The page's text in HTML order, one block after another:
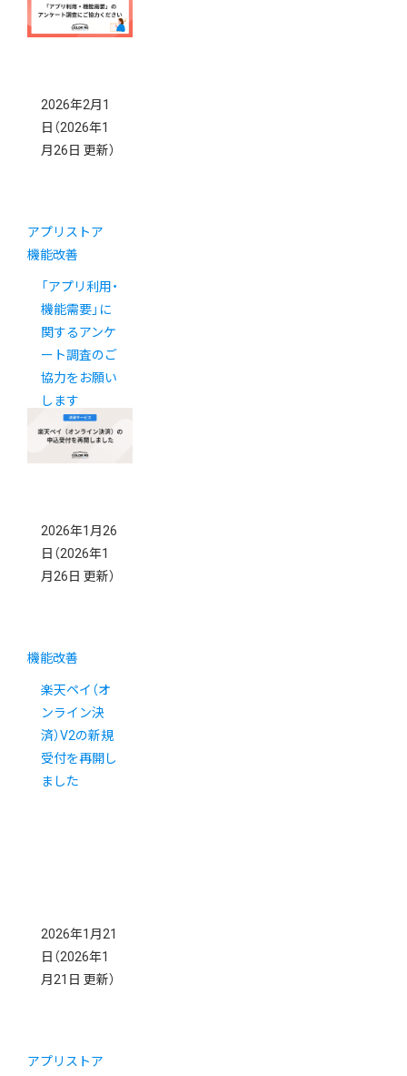
2026年2月1
日 （2026年1
月26日 更新）
アプリストア
機能改善
「アプリ利用・
機能需要」に
関するアンケ
ート調査のご
協力をお願い
します
2026年1月26
日 （2026年1
月26日 更新）
機能改善
楽天ペイ（オ
ンライン決
済）V2の新規
受付を再開し
ました
2026年1月21
日 （2026年1
月21日 更新）
アプリストア